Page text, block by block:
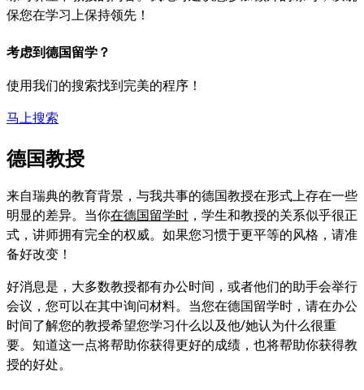
保您在学习上保持领先！
考虑到德国留学？
使用我们的搜索找到完美的程序！
马上搜索
德国教授
来自瑞典的教育背景，与我共事的德国教授在形式上存在一些
明显的差异。当你在德国留学时 ，学生和教授的关系似乎很正
式，讲师拥有完全的权威。如果您习惯于更平等的风格，请准
备好改变！
好消息是，大多数教授都有办公时间，或者他们的助手会举行
会议，您可以在其中询问材料。当您在德国留学时，请在办公
时间了解您的教授希望您学习什么以及他/她认为什么很重
要。知道这一点将帮助你获得更好的成绩，也将帮助你获得教
授的好处。